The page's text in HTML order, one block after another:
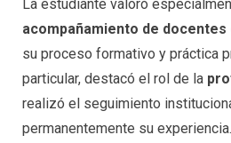
La estudiante valoró
acompañamiento de
su proceso formativo y práctica
particular, destacó el rol de la
realizó el seguimiento
permanentemente su experiencia.